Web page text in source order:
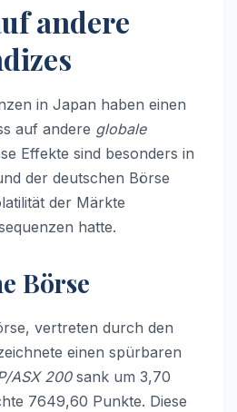
andere
in Japan haben einen
auf andere globale
Effekte sind besonders in
der deutschen Börse
der Märkte
hatte.
Börse
vertreten durch den
einen spürbaren
ASX 200sank um 3,70
7649,60 Punkte. Diese